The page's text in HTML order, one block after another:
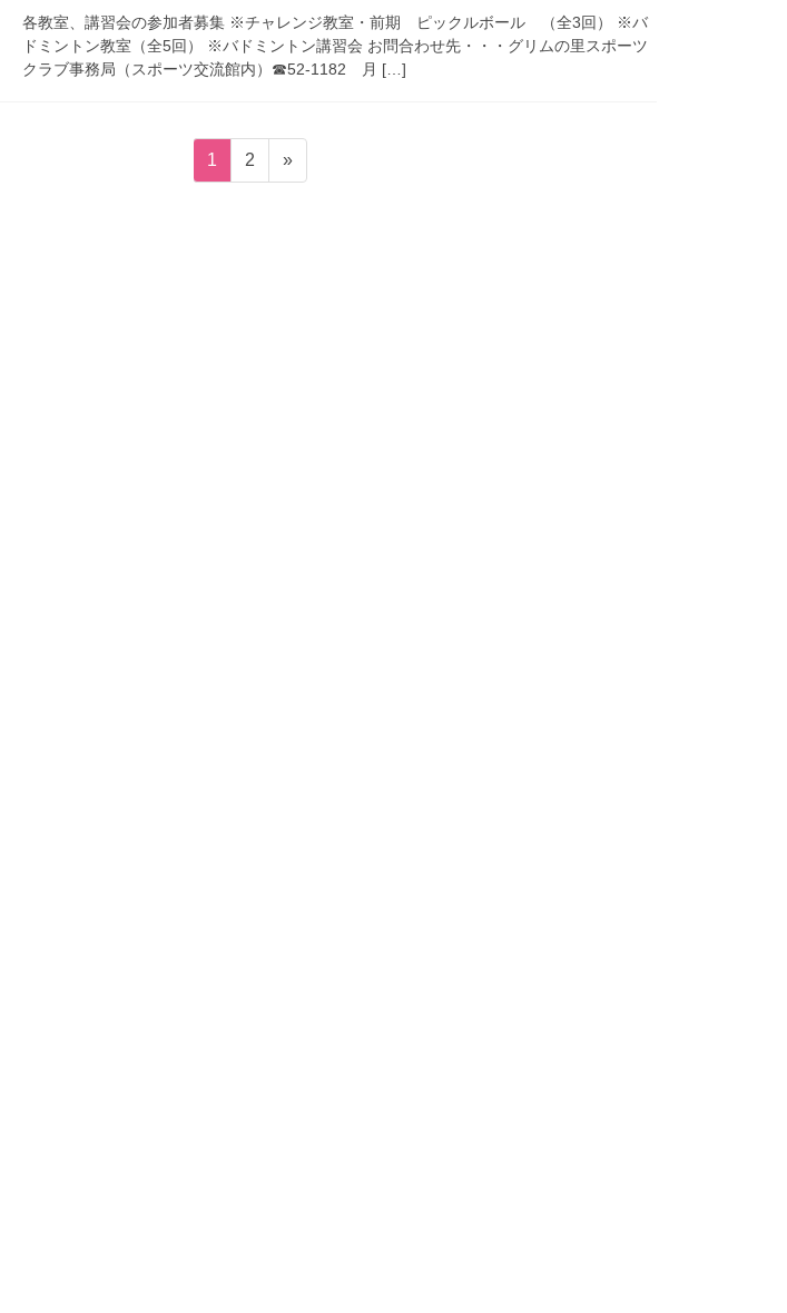
各教室、講習会の参加者募集 ※チャレンジ教室・前期 ピックルボール （全3回） ※バ
ドミントン教室（全5回） ※バドミントン講習会 お問合わせ先・・・グリムの里スポーツ
クラブ事務局（スポーツ交流館内）☎52-1182 月 […]
固
定
1
固
定
2 »